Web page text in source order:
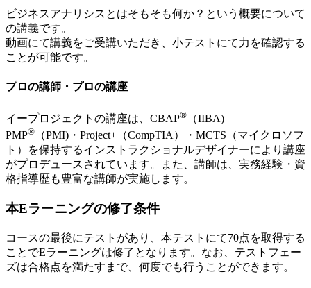
ビジネスアナリシスとはそもそも何か？という概要について
の講義です。
動画にて講義をご受講いただき、小テストにて力を確認する
ことが可能です。
プロの講師・プロの講座
イープロジェクトの講座は、CBAP® （IIBA)
PMP® （PMI)・Project+（CompTIA）・MCTS（マイクロソフ
ト）を保持するインストラクショナルデザイナーにより講座
がプロデュースされています。また、講師は、実務経験・資
格指導歴も豊富な講師が実施します。
本Eラーニングの修了条件
コースの最後にテストがあり、本テストにて70点を取得する
ことでEラーニングは修了となります。なお、テストフェー
ズは合格点を満たすまで、何度でも行うことができます。